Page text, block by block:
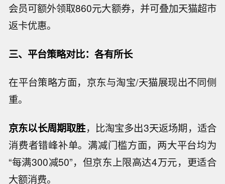
会员可额外领取860元大额券，并可叠加天猫超市
返卡优惠。
三、平台策略对比：各有所长
在平台策略方面，京东与淘宝/天猫展现出不同侧
重。
京东以长周期取胜，比淘宝多出3天返场期，适合
消费者错峰补单。满减门槛方面，两大平台均为
“每满300减50”，但京东上限高达4万元，更适合
大额消费。